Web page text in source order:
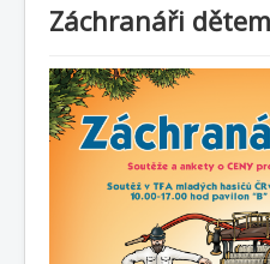
Záchranáři